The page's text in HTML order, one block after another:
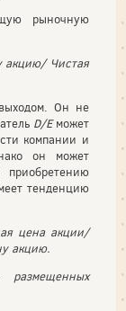
рыночную
акцию/ Чистая
Он не
D/Eможет
компании и
он может
тенденцию
цена акции/
акцию.